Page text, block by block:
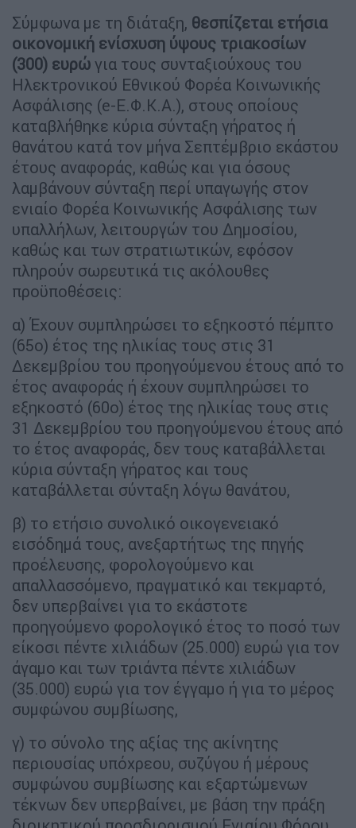
Σύμφωνα με τη διάταξη, θεσπίζεται ετήσια
οικονομική ενίσχυση ύψους τριακοσίων
(300) ευρώ για τους συνταξιούχους του
Ηλεκτρονικού Εθνικού Φορέα Κοινωνικής
Ασφάλισης (e-Ε.Φ.Κ.Α.), στους οποίους
καταβλήθηκε κύρια σύνταξη γήρατος ή
θανάτου κατά τον μήνα Σεπτέμβριο εκάστου
έτους αναφοράς, καθώς και για όσους
λαμβάνουν σύνταξη περί υπαγωγής στον
ενιαίο Φορέα Κοινωνικής Ασφάλισης των
υπαλλήλων, λειτουργών του Δημοσίου,
καθώς και των στρατιωτικών, εφόσον
πληρούν σωρευτικά τις ακόλουθες
προϋποθέσεις:
α) Έχουν συμπληρώσει το εξηκοστό πέμπτο
(65ο) έτος της ηλικίας τους στις 31
Δεκεμβρίου του προηγούμενου έτους από το
έτος αναφοράς ή έχουν συμπληρώσει το
εξηκοστό (60ο) έτος της ηλικίας τους στις
31 Δεκεμβρίου του προηγούμενου έτους από
το έτος αναφοράς, δεν τους καταβάλλεται
κύρια σύνταξη γήρατος και τους
καταβάλλεται σύνταξη λόγω θανάτου,
β) το ετήσιο συνολικό οικογενειακό
εισόδημά τους, ανεξαρτήτως της πηγής
προέλευσης, φορολογούμενο και
απαλλασσόμενο, πραγματικό και τεκμαρτό,
δεν υπερβαίνει για το εκάστοτε
προηγούμενο φορολογικό έτος το ποσό των
είκοσι πέντε χιλιάδων (25.000) ευρώ για τον
άγαμο και των τριάντα πέντε χιλιάδων
(35.000) ευρώ για τον έγγαμο ή για το μέρος
συμφώνου συμβίωσης,
γ) το σύνολο της αξίας της ακίνητης
περιουσίας υπόχρεου, συζύγου ή μέρους
συμφώνου συμβίωσης και εξαρτώμενων
τέκνων δεν υπερβαίνει, με βάση την πράξη